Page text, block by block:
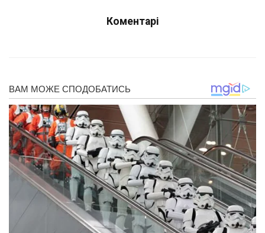
Коментарі